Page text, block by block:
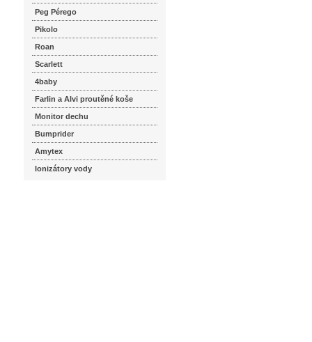
Peg Pérego
Pikolo
Roan
Scarlett
4baby
Farlin a Alvi proutěné koše
Monitor dechu
Bumprider
Amytex
Ionizátory vody